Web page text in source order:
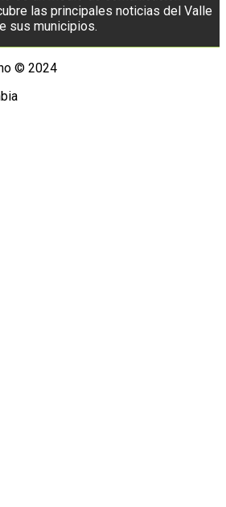
las principales noticias del Valle
sus municipios.
© 2024